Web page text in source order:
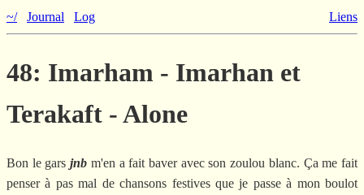
~/ Journal Log Liens
48: Imarham - Imarhan et
Terakaft - Alone
Bon le garsjnb m'en a fait baver avec son zoulou blanc. Ça me fait
penser à pas mal de chansons festives que je passe à mon boulot